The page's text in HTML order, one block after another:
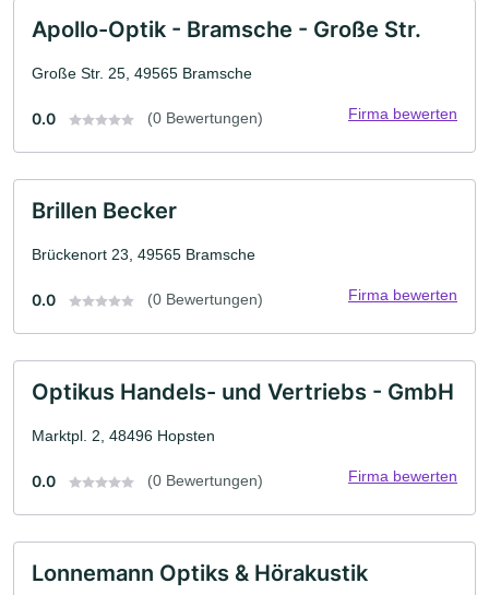
Apollo-Optik - Bramsche - Große Str.
Große Str. 25, 49565 Bramsche
0.0 (0 Bewertungen) Firma bewerten
Brillen Becker
Brückenort 23, 49565 Bramsche
0.0 (0 Bewertungen) Firma bewerten
Optikus Handels- und Vertriebs - GmbH
Marktpl. 2, 48496 Hopsten
0.0 (0 Bewertungen) Firma bewerten
Lonnemann Optiks & Hörakustik